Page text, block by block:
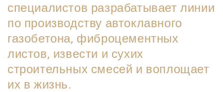
специалистов разрабатывает линии
по производству автоклавного
газобетона, фиброцементных
листов, извести и сухих
строительных смесей и воплощает
их в жизнь.